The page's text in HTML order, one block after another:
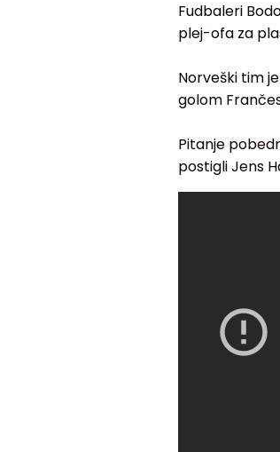
Fudbaleri
plej-ofa za
Norveški tim
golom
Pitanje
postigli Jens